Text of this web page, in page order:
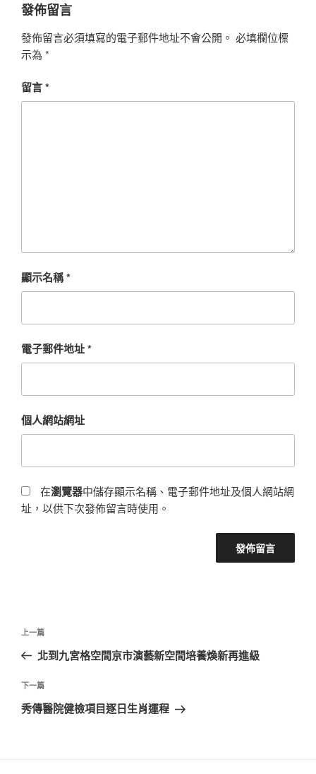
發佈留言
發佈留言必須填寫的電子郵件地址不會公開。 必填欄位標
示為 *
留言*
顯示名稱*
電子郵件地址*
個人網站網址
在瀏覽器中儲存顯示名稱、電子郵件地址及個人網站網
址，以供下次發佈留言時使用。
文
導
覽
上
一
文
章
上一篇
北到九宮格空間京市演藝新空間培養煥新再進級
下
一
下一篇
秀傳醫院健檢項目逐日生肖運程